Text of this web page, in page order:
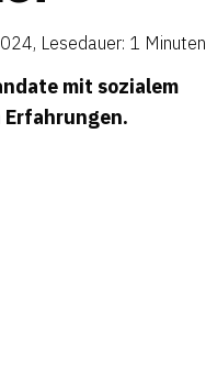
, Lesedauer: 1 Minuten
mit sozialem